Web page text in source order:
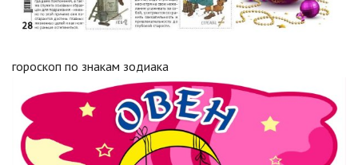
гороскоп по знакам зодиака